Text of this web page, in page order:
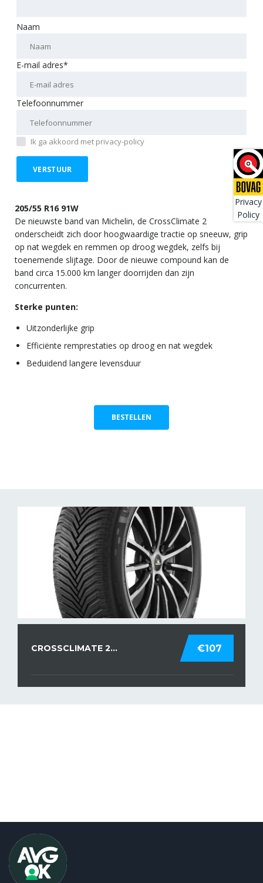
Naam
E-mail adres*
Telefoonnummer
Ik ga akkoord met privacy-policy
205/55 R16 91W
De nieuwste band van Michelin, de CrossClimate 2
onderscheidt zich door hoogwaardige tractie op sneeuw, grip
op nat wegdek en remmen op droog wegdek, zelfs bij
toenemende slijtage. Door de nieuwe compound kan de
band circa 15.000 km langer doorrijden dan zijn
concurrenten.
Sterke punten:
Uitzonderlijke grip
Efficiënte remprestaties op droog en nat wegdek
Beduidend langere levensduur
BESTELLEN
€107
CROSSCLIMATE 2...
Privacy
Policy